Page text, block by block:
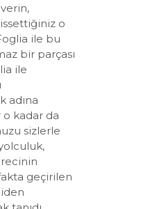
o
ile bu
bir parçası
ile
adına
o kadar da
sizlerle
geçirilen